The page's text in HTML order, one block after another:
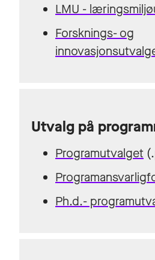
LMU -
Forsknings- og
Utvalg på
Programutvalget
Ph.d.-